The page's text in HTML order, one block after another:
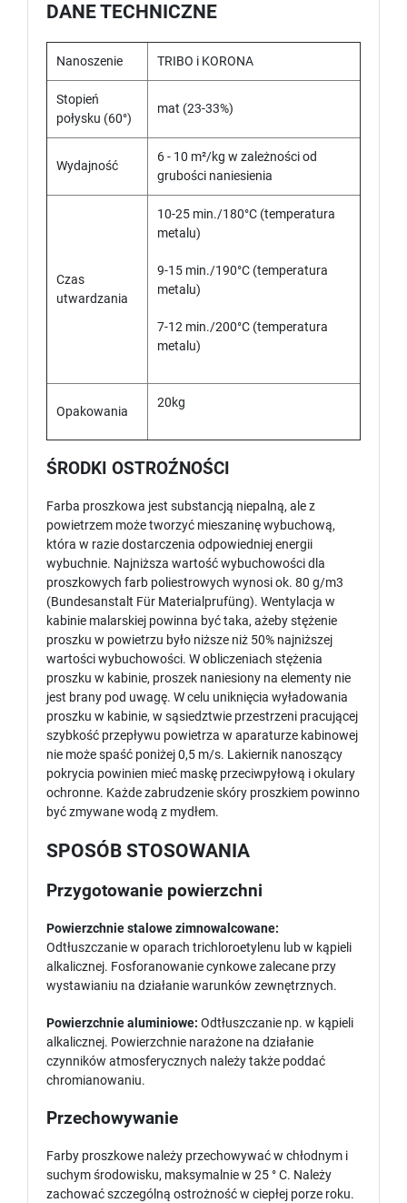
DANE TECHNICZNE
Nanoszenie TRIBO i KORONA
Stopień
połysku (60°)
mat (23-33%)
Wydajność
6 - 10 m²/kg w zależności od
grubości naniesienia
Czas
utwardzania
10-25 min./180°C (temperatura
metalu)
9-15 min./190°C (temperatura
metalu)
7-12 min./200°C (temperatura
metalu)
Opakowania
20kg
ŚRODKI OSTROŹNOŚCI
Farba proszkowa jest substancją niepalną, ale z
powietrzem może tworzyć mieszaninę wybuchową,
która w razie dostarczenia odpowiedniej energii
wybuchnie. Najniższa wartość wybuchowości dla
proszkowych farb poliestrowych wynosi ok. 80 g/m3
(Bundesanstalt Für Materialprufüng). Wentylacja w
kabinie malarskiej powinna być taka, ażeby stężenie
proszku w powietrzu było niższe niż 50% najniższej
wartości wybuchowości. W obliczeniach stężenia
proszku w kabinie, proszek naniesiony na elementy nie
jest brany pod uwagę. W celu uniknięcia wyładowania
proszku w kabinie, w sąsiedztwie przestrzeni pracującej
szybkość przepływu powietrza w aparaturze kabinowej
nie może spaść poniżej 0,5 m/s. Lakiernik nanoszący
pokrycia powinien mieć maskę przeciwpyłową i okulary
ochronne. Każde zabrudzenie skóry proszkiem powinno
być zmywane wodą z mydłem.
SPOSÓB STOSOWANIA
Przygotowanie powierzchni
Powierzchnie stalowe zimnowalcowane:
Odtłuszczanie w oparach trichloroetylenu lub w kąpieli
alkalicznej. Fosforanowanie cynkowe zalecane przy
wystawianiu na działanie warunków zewnętrznych.
Powierzchnie aluminiowe: Odtłuszczanie np. w kąpieli
alkalicznej. Powierzchnie narażone na działanie
czynników atmosferycznych należy także poddać
chromianowaniu.
Przechowywanie
Farby proszkowe należy przechowywać w chłodnym i
suchym środowisku, maksymalnie w 25 ° C. Należy
zachować szczególną ostrożność w ciepłej porze roku.